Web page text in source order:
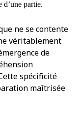
d’une partie.
ne se contente
véritablement
de
spécificité
maîtrisée